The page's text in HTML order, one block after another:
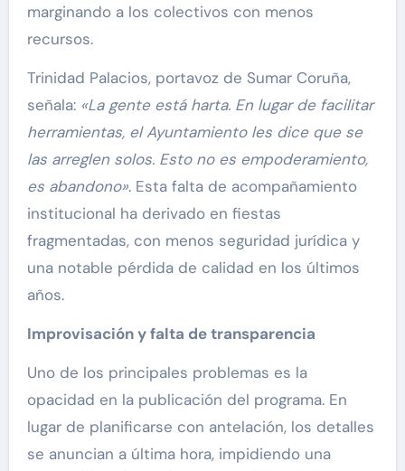
marginando a los colectivos con menos
recursos.
Trinidad Palacios, portavoz de Sumar Coruña,
señala: «La gente está harta. En lugar de facilitar
herramientas, el Ayuntamiento les dice que se
las arreglen solos. Esto no es empoderamiento,
es abandono». Esta falta de acompañamiento
institucional ha derivado en fiestas
fragmentadas, con menos seguridad jurídica y
una notable pérdida de calidad en los últimos
años.
Improvisación y falta de transparencia
Uno de los principales problemas es la
opacidad en la publicación del programa. En
lugar de planificarse con antelación, los detalles
se anuncian a última hora, impidiendo una